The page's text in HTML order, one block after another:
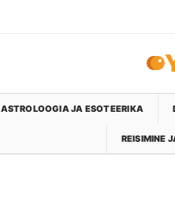
ASTROLOOGIA JA ESOTEERIKA
REISIMINE